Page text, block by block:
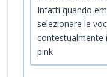
Infatti quando
selezionare le
contestualmente
pink